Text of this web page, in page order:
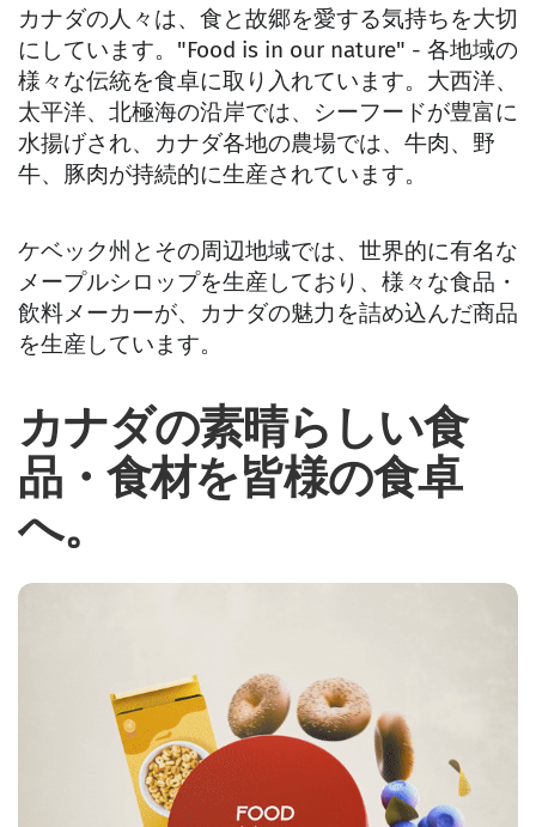
カナダの人々は、食と故郷を愛する気持ちを大切
にしています。"Food is in our nature" - 各地域の
様々な伝統を食卓に取り入れています。大西洋、
太平洋、北極海の沿岸では、シーフードが豊富に
水揚げされ、カナダ各地の農場では、牛肉、野
牛、豚肉が持続的に生産されています。
ケベック州とその周辺地域では、世界的に有名な
メープルシロップを生産しており、様々な食品・
飲料メーカーが、カナダの魅力を詰め込んだ商品
を生産しています。
カナダの素晴らしい食
品・食材を皆様の食卓
へ。